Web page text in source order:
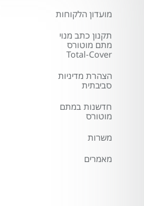
מועדון הלקוחות
תקנון כתב מנוי
מתם מוטורס
Total-Cover
הצהרת מדיניות
סביבתית
חדשנות במתם
מוטורס
משרות
מאמרים